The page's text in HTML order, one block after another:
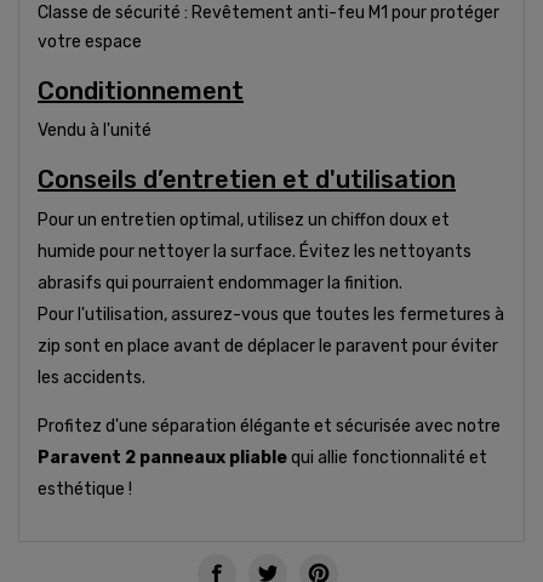
Classe de sécurité : Revêtement anti-feu M1 pour protéger
votre espace
Conditionnement
Vendu à l'unité
Conseils d’entretien et d'utilisation
Pour un entretien optimal, utilisez un chiffon doux et
humide pour nettoyer la surface. Évitez les nettoyants
abrasifs qui pourraient endommager la finition.
Pour l'utilisation, assurez-vous que toutes les fermetures à
zip sont en place avant de déplacer le paravent pour éviter
les accidents.
Profitez d'une séparation élégante et sécurisée avec notre
Paravent 2 panneaux pliablequi allie fonctionnalité et
esthétique !